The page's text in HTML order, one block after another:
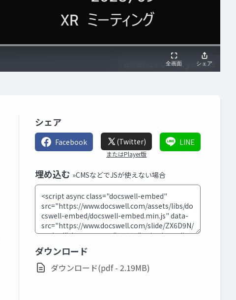
シェア
Facebook (Twitter)
またはPlayer版
LINE
埋め込む »CMSなどでJSが使えない場合
ダウンロード
ダウンロード(pdf - 2.19MB)